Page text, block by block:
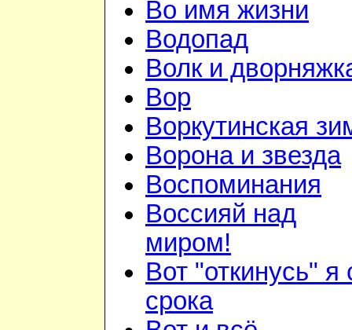
Во имя жизни
Водопад
Волк и
Вор
Воркутинская
Ворона и звезда
Воспоминания
Воссияй над
миром!
Вот "откинусь" я
срока